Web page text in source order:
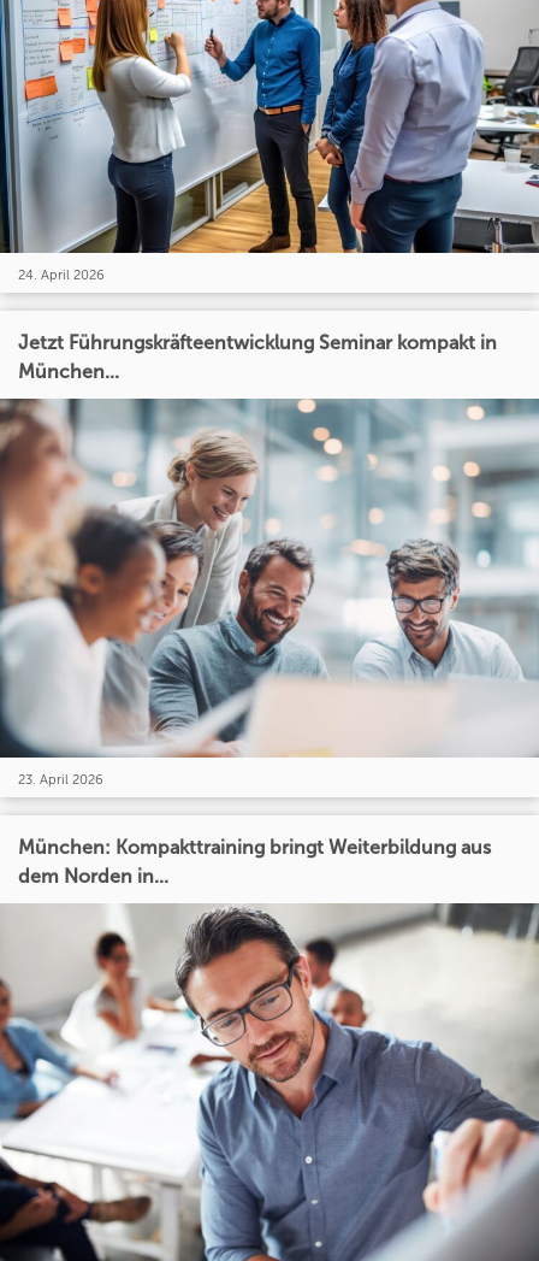
24. April 2026
Jetzt Führungskräfteentwicklung Seminar kompakt in
München...
23. April 2026
München: Kompakttraining bringt Weiterbildung aus
dem Norden in...